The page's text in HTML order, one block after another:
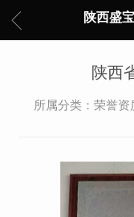
陕西盛
陕西
所属分类：荣誉